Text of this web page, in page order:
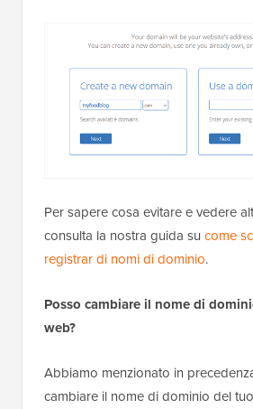
Per sapere cosa evitare e vedere
consulta la nostra guida su come
registrar di nomi di dominio.
Posso cambiare il nome di
web?
Abbiamo menzionato in
cambiare il nome di dominio del